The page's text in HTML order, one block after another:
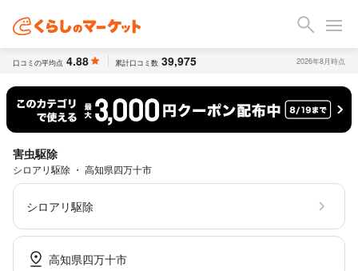
口コミの平均点 4.88 累計口コミ数 39,975 2026年8月時点
害虫駆除
シロアリ駆除 ・ 高知県四万十市
シロアリ駆除
高知県四万十市